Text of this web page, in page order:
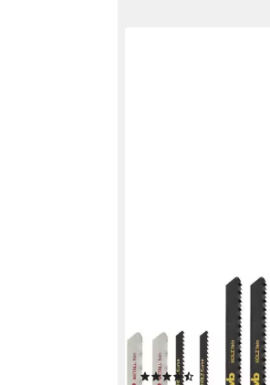
Stichsägeblatt
10-tlgS20, JIGGER
10-tlgS20
(9)